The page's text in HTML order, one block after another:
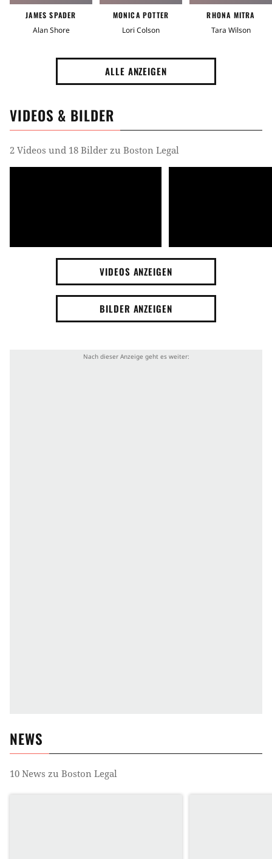
JAMES SPADER
Alan Shore
MONICA POTTER
Lori Colson
RHONA MITRA
Tara Wilson
ALLE ANZEIGEN
VIDEOS & BILDER
2 Videos und 18 Bilder zu Boston Legal
VIDEOS ANZEIGEN
BILDER ANZEIGEN
NEWS
10 News zu Boston Legal